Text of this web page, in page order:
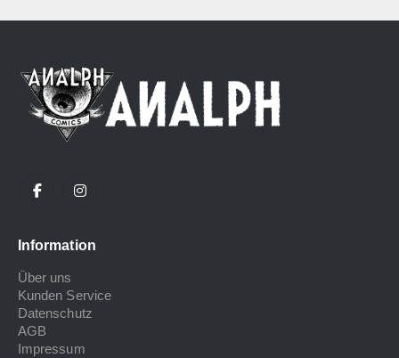
Information
Über uns
Kunden Service
Datenschutz
AGB
Impressum